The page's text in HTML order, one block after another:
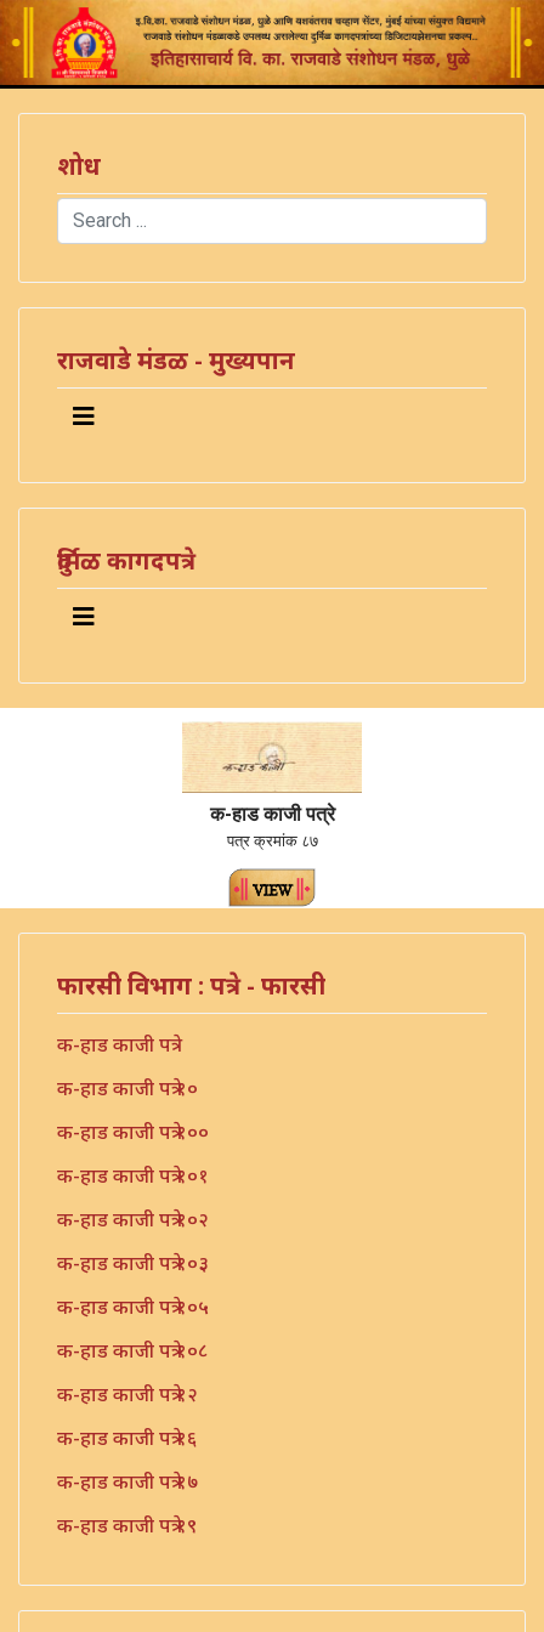
शोध
Search
राजवाडे मंडळ - मुख्यपान
दुर्मिळ कागदपत्रे
क-हाड काजी पत्रे
पत्र क्रमांक ८७
फारसी विभाग : पत्रे - फारसी
क-हाड काजी पत्रे
क-हाड काजी पत्रे १०
क-हाड काजी पत्रे १००
क-हाड काजी पत्रे १०१
क-हाड काजी पत्रे १०२
क-हाड काजी पत्रे १०३
क-हाड काजी पत्रे १०५
क-हाड काजी पत्रे १०८
क-हाड काजी पत्रे १२
क-हाड काजी पत्रे १६
क-हाड काजी पत्रे १७
क-हाड काजी पत्रे १९
क-हाड काजी पत्रे २२